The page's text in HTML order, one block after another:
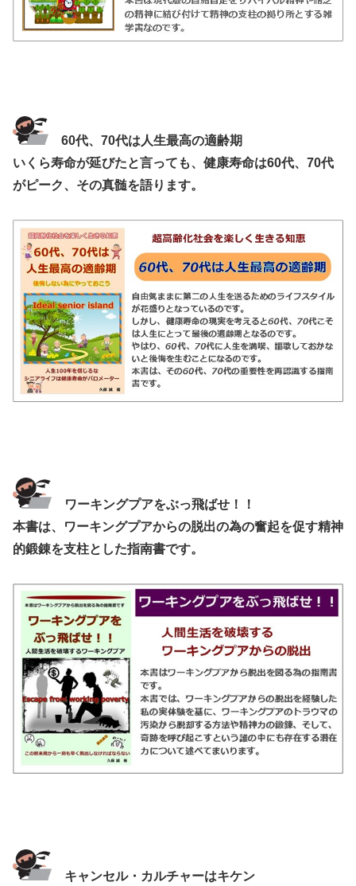
60代、70代は人生最高の適齢期
いくら寿命が延びたと言っても、健康寿命は60代、70代
がピーク、その真髄を語ります。
ワーキングプアをぶっ飛ばせ！！
本書は、ワーキングプアからの脱出の為の奮起を促す精神
的鍛錬を支柱とした指南書です。
キャンセル・カルチャーはキケン